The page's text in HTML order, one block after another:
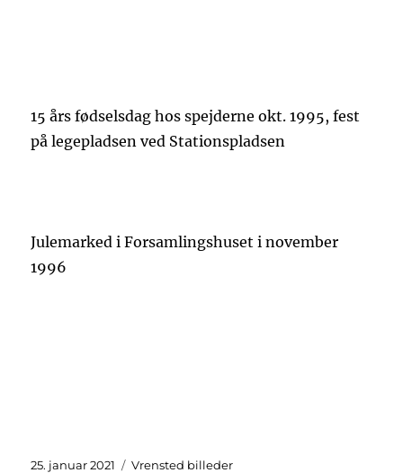
15 års fødselsdag hos spejderne okt. 1995, fest
på legepladsen ved Stationspladsen
Julemarked i Forsamlingshuset i november
1996
Udgivet
25. januar 2021 Kategorier
Vrensted billeder